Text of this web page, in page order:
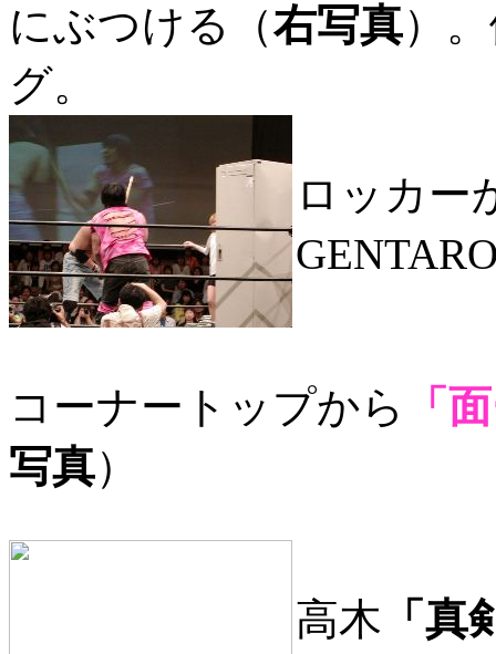
にぶつける（右写真）
グ。
ロッカー
コーナートップから
「
写真）
高木 「